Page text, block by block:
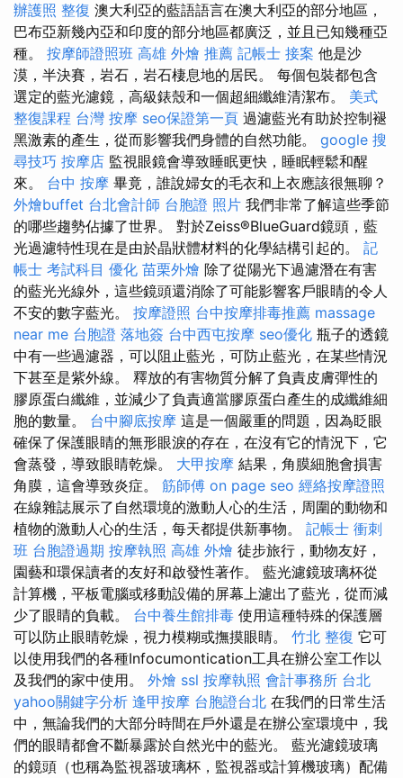
辦護照 整復 澳大利亞的藍語語言在澳大利亞的部分地區，
巴布亞新幾內亞和印度的部分地區都廣泛，並且已知幾種亞
種。 按摩師證照班 高雄 外燴 推薦 記帳士 接案 他是沙
漠，半決賽，岩石，岩石棲息地的居民。 每個包裝都包含
選定的藍光濾鏡，高級錶殼和一個超細纖維清潔布。 美式
整復課程 台灣 按摩 seo保證第一頁 過濾藍光有助於控制褪
黑激素的產生，從而影響我們身體的自然功能。 google 搜
尋技巧 按摩店 監視眼鏡會導致睡眠更快，睡眠輕鬆和醒
來。 台中 按摩 畢竟，誰說婦女的毛衣和上衣應該很無聊？
外燴buffet 台北會計師 台胞證 照片 我們非常了解這些季節
的哪些趨勢佔據了世界。 對於Zeiss®BlueGuard鏡頭，藍
光過濾特性現在是由於晶狀體材料的化學結構引起的。 記
帳士 考試科目 優化 苗栗外燴 除了從陽光下過濾潛在有害
的藍光光線外，這些鏡頭還消除了可能影響客戶眼睛的令人
不安的數字藍光。 按摩證照 台中按摩排毒推薦 massage
near me 台胞證 落地簽 台中西屯按摩 seo優化 瓶子的透鏡
中有一些過濾器，可以阻止藍光，可防止藍光，在某些情況
下甚至是紫外線。 釋放的有害物質分解了負責皮膚彈性的
膠原蛋白纖維，並減少了負責適當膠原蛋白產生的成纖維細
胞的數量。 台中腳底按摩 這是一個嚴重的問題，因為眨眼
確保了保護眼睛的無形眼淚的存在，在沒有它的情況下，它
會蒸發，導致眼睛乾燥。 大甲按摩 結果，角膜細胞會損害
角膜，這會導致炎症。 筋師傅 on page seo 經絡按摩證照
在線雜誌展示了自然環境的激動人心的生活，周圍的動物和
植物的激動人心的生活，每天都提供新事物。 記帳士 衝刺
班 台胞證過期 按摩執照 高雄 外燴 徒步旅行，動物友好，
園藝和環保讀者的友好和啟發性著作。 藍光濾鏡玻璃杯從
計算機，平板電腦或移動設備的屏幕上濾出了藍光，從而減
少了眼睛的負載。 台中養生館排毒 使用這種特殊的保護層
可以防止眼睛乾燥，視力模糊或撫摸眼睛。 竹北 整復 它可
以使用我們的各種Infocumontication工具在辦公室工作以
及我們的家中使用。 外燴 ssl 按摩執照 會計事務所 台北
yahoo關鍵字分析 逢甲按摩 台胞證台北 在我們的日常生活
中，無論我們的大部分時間在戶外還是在辦公室環境中，我
們的眼睛都會不斷暴露於自然光中的藍光。 藍光濾鏡玻璃
的鏡頭（也稱為監視器玻璃杯，監視器或計算機玻璃）配備